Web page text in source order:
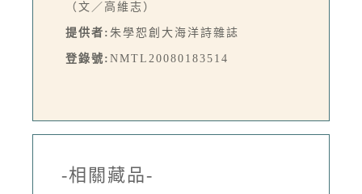
（文／高維志）
提供者: 朱學恕創大海洋詩雜誌
登錄號: NMTL20080183514
-相關藏品-